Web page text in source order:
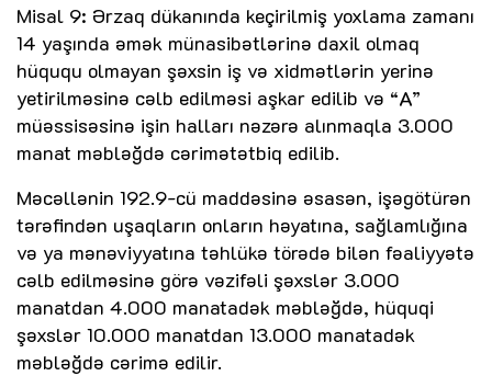
Misal 9: Ərzaq dükanında keçirilmiş yoxlama zamanı
14 yaşında əmək münasibətlərinə daxil olmaq
hüququ olmayan şəxsin iş və xidmətlərin yerinə
yetirilməsinə cəlb edilməsi aşkar edilib və “A”
müəssisəsinə işin halları nəzərə alınmaqla 3.000
manat məbləğdə cərimətətbiq edilib.
Məcəllənin 192.9-cü maddəsinə əsasən, işəgötürən
tərəfindən uşaqların onların həyatına, sağlamlığına
və ya mənəviyyatına təhlükə törədə bilən fəaliyyətə
cəlb edilməsinə görə vəzifəli şəxslər 3.000
manatdan 4.000 manatadək məbləğdə, hüquqi
şəxslər 10.000 manatdan 13.000 manatadək
məbləğdə cərimə edilir.